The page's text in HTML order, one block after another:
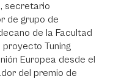
secretario
de grupo de
de la Facultad
proyecto Tuning
Europea desde el
del premio de